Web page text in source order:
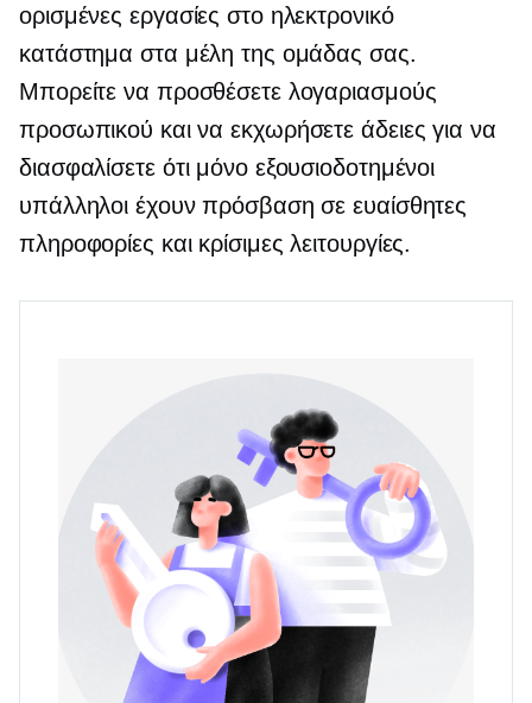
ορισμένες εργασίες στο ηλεκτρονικό
κατάστημα στα μέλη της ομάδας σας.
Μπορείτε να προσθέσετε λογαριασμούς
προσωπικού και να εκχωρήσετε άδειες για να
διασφαλίσετε ότι μόνο εξουσιοδοτημένοι
υπάλληλοι έχουν πρόσβαση σε ευαίσθητες
πληροφορίες και κρίσιμες λειτουργίες.